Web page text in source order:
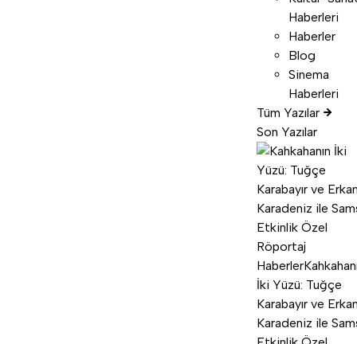
Haberleri
Haberler
Blog
Sinema
Haberleri
Tüm Yazılar
Son Yazılar
Haberler
İki Yüzü: Tuğçe
Karabayır ve
Karadeniz ile